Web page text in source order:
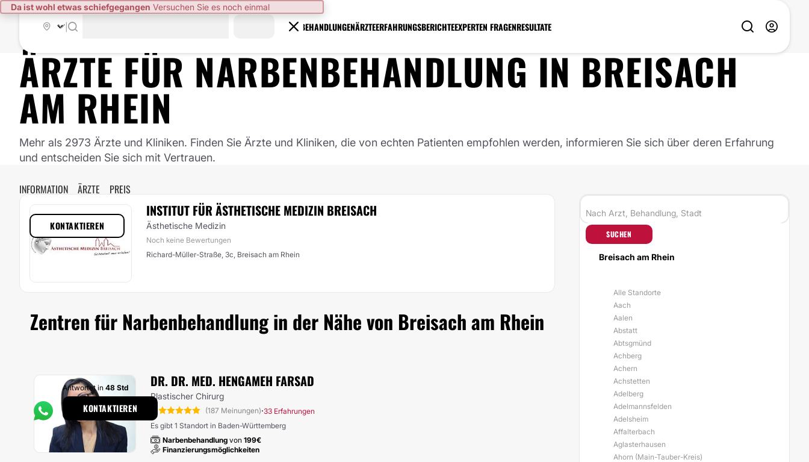
Da ist wohl etwas schiefgegangen Versuchen Sie es noch einmal
BEHANDLUNGENÄRZTEERFAHRUNGSBERICHTEEXPERTEN FRAGENRESULTATE
ÄRZTE FÜRNARBENBEHANDLUNGINBREISACH
AM RHEIN
Mehr als 2973 Ärzte und Kliniken. Finden Sie Ärzte und Kliniken, die von echten Patienten empfohlen werden, informieren Sie sich über deren Erfahrung
und entscheiden Sie sich mit Vertrauen.
INFORMATION ÄRZTE PREIS
INSTITUT FÜR ÄSTHETISCHE MEDIZIN BREISACH
Ästhetische Medizin
Noch keine Bewertungen
Richard-Müller-Straße, 3c, Breisach am Rhein
KONTAKTIEREN
Zentren für Narbenbehandlung in der Nähe von Breisach am Rhein
DR. DR. MED. HENGAMEH FARSAD
Plastischer Chirurg
(187 Meinungen)·33 Erfahrungen
Es gibt 1 Standort in Baden-Württemberg
Narbenbehandlung von 199€
Finanzierungsmöglichkeiten
Antwortet in 48 Std
KONTAKTIEREN
SUCHEN
Breisach am Rhein
Alle Standorte
Aach
Aalen
Abstatt
Abtsgmünd
Achberg
Achern
Achstetten
Adelberg
Adelmannsfelden
Adelsheim
Affalterbach
Aglasterhausen
Ahorn (Main-Tauber-Kreis)